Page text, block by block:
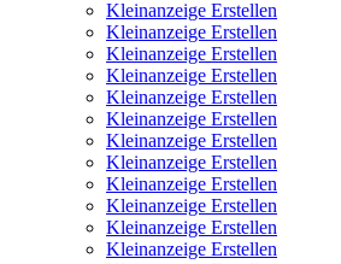
Kleinanzeige Erstellen
Kleinanzeige Erstellen
Kleinanzeige Erstellen
Kleinanzeige Erstellen
Kleinanzeige Erstellen
Kleinanzeige Erstellen
Kleinanzeige Erstellen
Kleinanzeige Erstellen
Kleinanzeige Erstellen
Kleinanzeige Erstellen
Kleinanzeige Erstellen
Kleinanzeige Erstellen